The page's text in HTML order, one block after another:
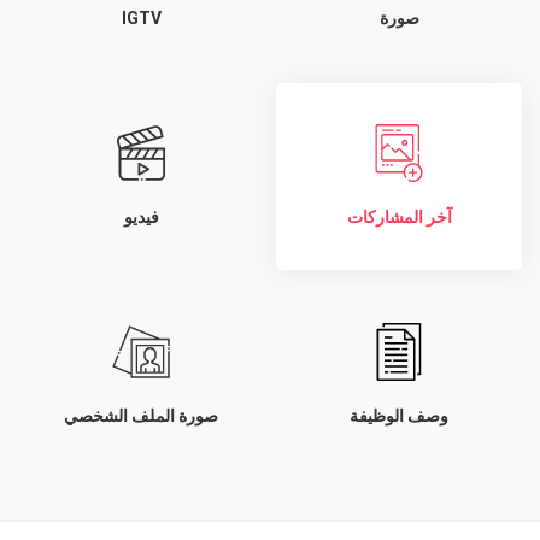
IGTV صورة
فيديو آخر المشاركات
صورة الملف الشخصي وصف الوظيفة